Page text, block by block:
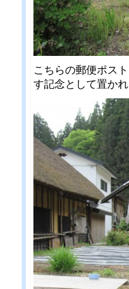
こちらの郵便ポス
す記念として置か